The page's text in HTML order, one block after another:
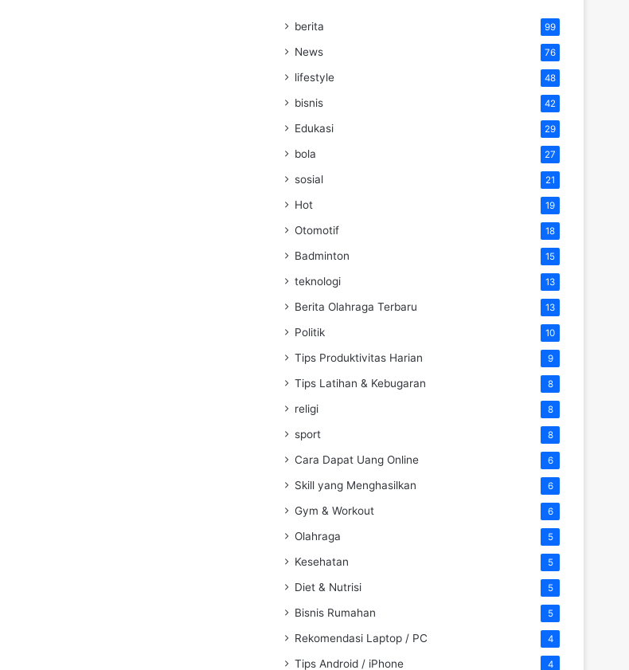
berita 99
News 76
lifestyle 48
bisnis 42
Edukasi 29
bola 27
sosial 21
Hot 19
Otomotif 18
Badminton 15
teknologi 13
Berita Olahraga Terbaru 13
Politik 10
Tips Produktivitas Harian 9
Tips Latihan & Kebugaran 8
religi 8
sport 8
Cara Dapat Uang Online 6
Skill yang Menghasilkan 6
Gym & Workout 6
Olahraga 5
Kesehatan 5
Diet & Nutrisi 5
Bisnis Rumahan 5
Rekomendasi Laptop / PC 4
Tips Android / iPhone 4